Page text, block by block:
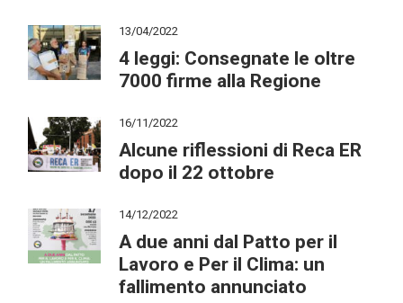
13/04/2022
4 leggi: Consegnate le oltre
7000 firme alla Regione
16/11/2022
Alcune riflessioni di Reca ER
dopo il 22 ottobre
14/12/2022
A due anni dal Patto per il
Lavoro e Per il Clima: un
fallimento annunciato